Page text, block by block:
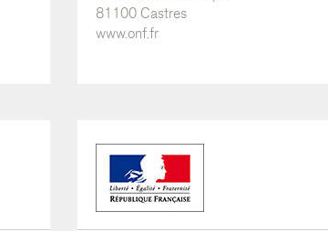
81100 Castres
www.onf.fr